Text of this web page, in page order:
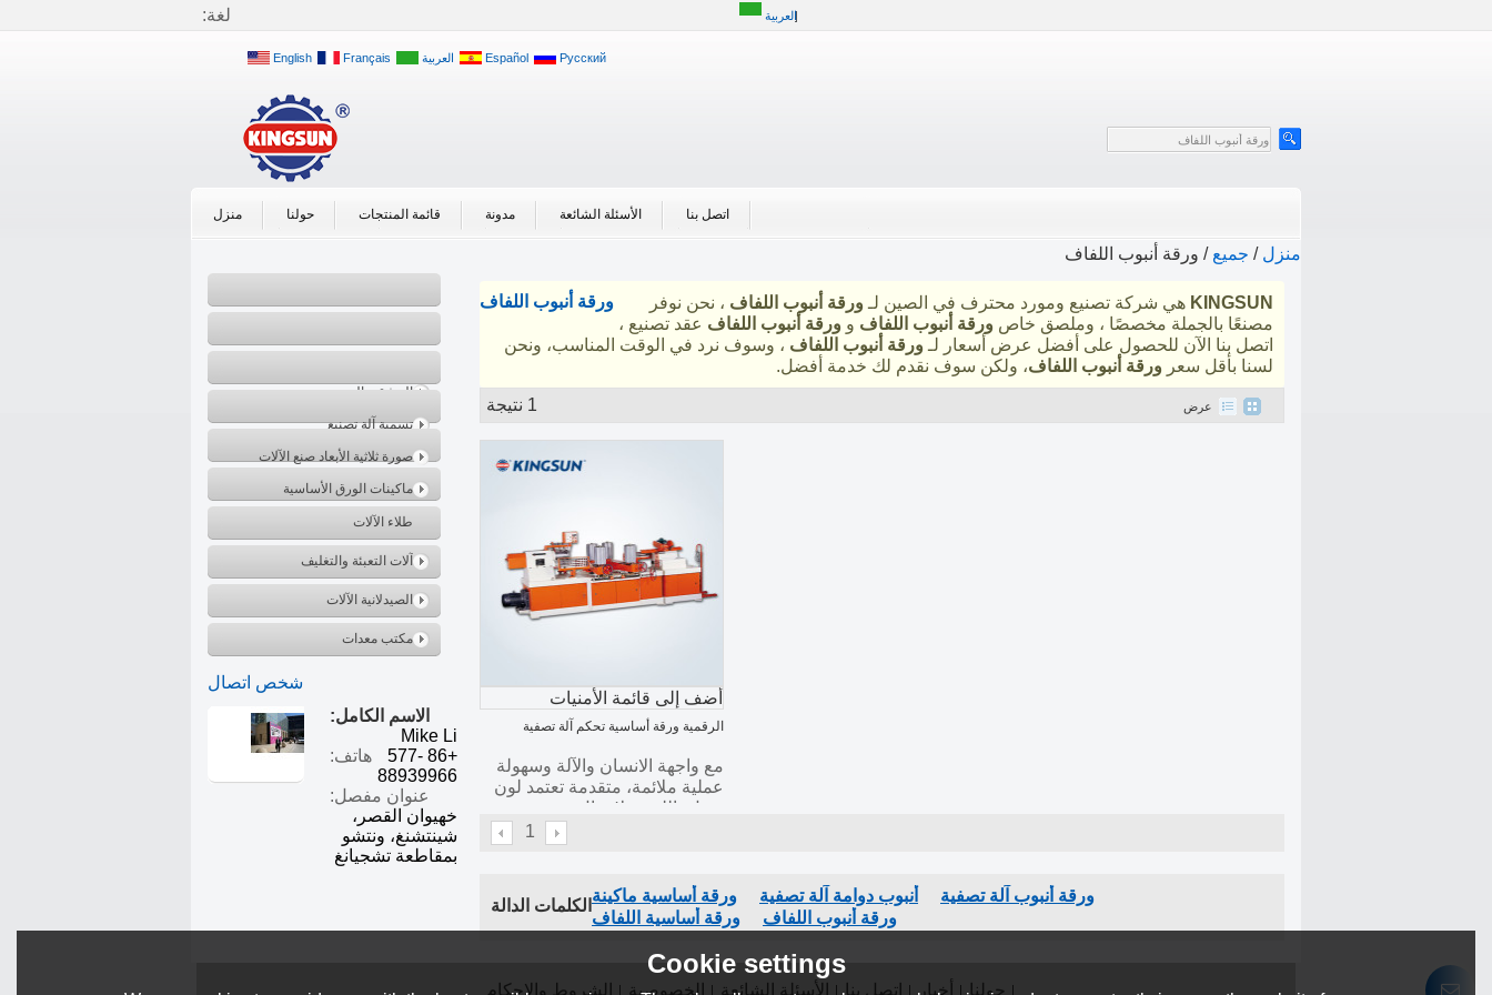
لغة: العربية
English Français العربية Español Русский
منزل حولنا قائمة المنتجات مدونة الأسئلة الشائعة اتصل بنا
منزل / جميع / ورقة أنبوب اللفاف
المشقق الترجيع
تسمية آلة تصنيع
صورة ثلاثية الأبعاد صنع الآلات
ماكينات الورق الأساسية
طلاء الآلات
آلات التعبئة والتغليف
الصيدلانية الآلات
مكتب معدات
شخص اتصال
الاسم الكامل:
Mike Li
هاتف:
+86 577-
88939966
عنوان مفصل:
خهيوان القصر،
شينتشنغ، ونتشو
بمقاطعة تشجيانغ
ورقة أنبوب اللفاف KINGSUN هي شركة تصنيع ومورد محترف في الصين لـ ورقة أنبوب اللفاف ، نحن نوفر
مصنعًا بالجملة مخصصًا ، وملصق خاص ورقة أنبوب اللفاف و ورقة أنبوب اللفاف عقد تصنيع ،
اتصل بنا الآن للحصول على أفضل عرض أسعار لـ ورقة أنبوب اللفاف ، وسوف نرد في الوقت المناسب، ونحن
لسنا بأقل سعر ورقة أنبوب اللفاف، ولكن سوف نقدم لك خدمة أفضل.
1 نتيجة عرض
أضف إلى قائمة الأمنيات
الرقمية ورقة أساسية تحكم آلة تصفية
مع واجهة الانسان والآلة وسهولة
عملية ملائمة، متقدمة تعتمد لون
تعمل باللمس لإدخال وعرض
1
الكلمات الدالة
ورقة أساسية ماكينة أنبوب دوامة آلة تصفية
ورقة أنبوب آلة تصفية
ورقة أساسية اللفاف
ورقة أنبوب اللفاف
حولنا أخبار اتصل بنا الأسئلة الشائعة الخصوصية الشروط والاحكام
Cookie settings